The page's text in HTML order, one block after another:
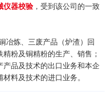
仪器校验，受到该公司的一致
冶炼、三废产品（炉渣）回
粉及铜精粉的生产、销售；
品及技术的出口业务和本企
料及技术的进口业务。